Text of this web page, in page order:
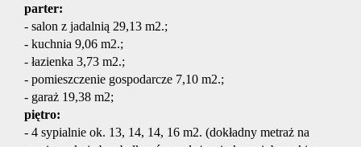
Usługi
parter:
- salon z jadalnią 29,13 m2.;
- kuchnia 9,06 m2.;
- łazienka 3,73 m2.;
- pomieszczenie gospodarcze 7,10 m2.;
- garaż 19,38 m2;
piętro:
- 4 sypialnie ok. 13, 14, 14, 16 m2. (dokładny metraż na